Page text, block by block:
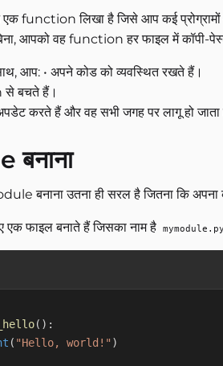
एक function लिखा है जिसे आप कई प्रोग्रामों
आपको वह function हर फाइल में कॉपी-
आप: • अपने कोड को व्यवस्थित रखते हैं।
बचते हैं।
करते हैं और वह सभी जगह पर लागू हो जाता
बनाना
बनाना उतना ही सरल है जितना कि अपना
एक फाइल बनाते हैं जिसका नाम है mymodule.py
( ) :
( "Hello, world!" )